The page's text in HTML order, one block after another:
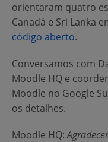
orientaram quatro
Canadá e Sri Lanka
código aberto.
Conversamos com
Moodle HQ e
Moodle no Google
os detalhes.
Moodle HQ: